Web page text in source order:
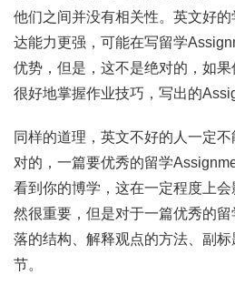
他们之间并没有相关性。英文好
达能力更强，可能在写留学
优势，但是，这不是绝对的，如
很好地掌握作业技巧，写出的
同样的道理，英文不好的人一定
对的，一篇要优秀的留学
看到你的博学，这在一定程度上
然很重要，但是对于一篇优秀的
落的结构、解释观点的方法、副
节。